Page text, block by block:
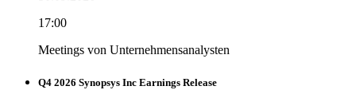
17:00
Meetings von Unternehmensanalysten
Q4 2026 Synopsys Inc Earnings Release